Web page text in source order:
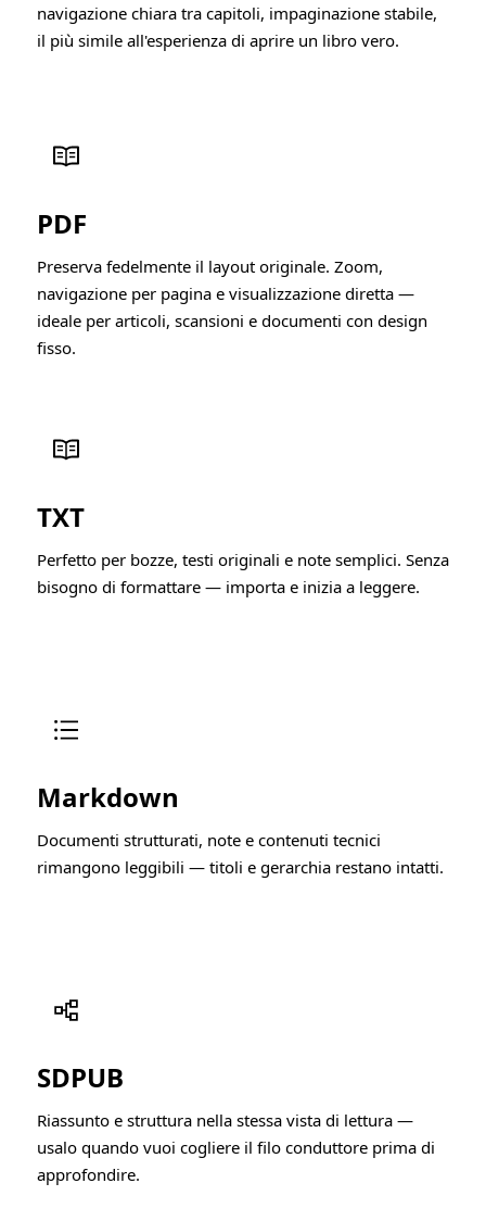
navigazione chiara tra capitoli, impaginazione stabile,
il più simile all'esperienza di aprire un libro vero.
PDF
Preserva fedelmente il layout originale. Zoom,
navigazione per pagina e visualizzazione diretta —
ideale per articoli, scansioni e documenti con design
fisso.
TXT
Perfetto per bozze, testi originali e note semplici. Senza
bisogno di formattare — importa e inizia a leggere.
Markdown
Documenti strutturati, note e contenuti tecnici
rimangono leggibili — titoli e gerarchia restano intatti.
SDPUB
Riassunto e struttura nella stessa vista di lettura —
usalo quando vuoi cogliere il filo conduttore prima di
approfondire.